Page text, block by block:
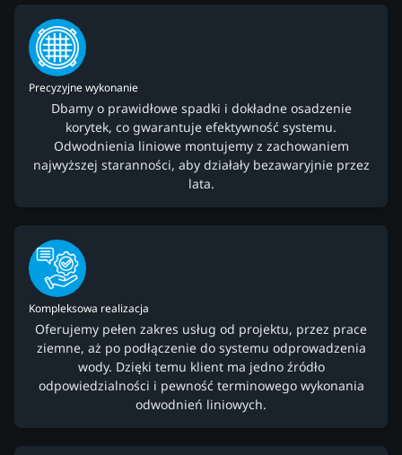
Precyzyjne wykonanie
Dbamy o prawidłowe spadki i dokładne osadzenie
korytek, co gwarantuje efektywność systemu.
Odwodnienia liniowe montujemy z zachowaniem
najwyższej staranności, aby działały bezawaryjnie przez
lata.
Kompleksowa realizacja
Oferujemy pełen zakres usług od projektu, przez prace
ziemne, aż po podłączenie do systemu odprowadzenia
wody. Dzięki temu klient ma jedno źródło
odpowiedzialności i pewność terminowego wykonania
odwodnień liniowych.